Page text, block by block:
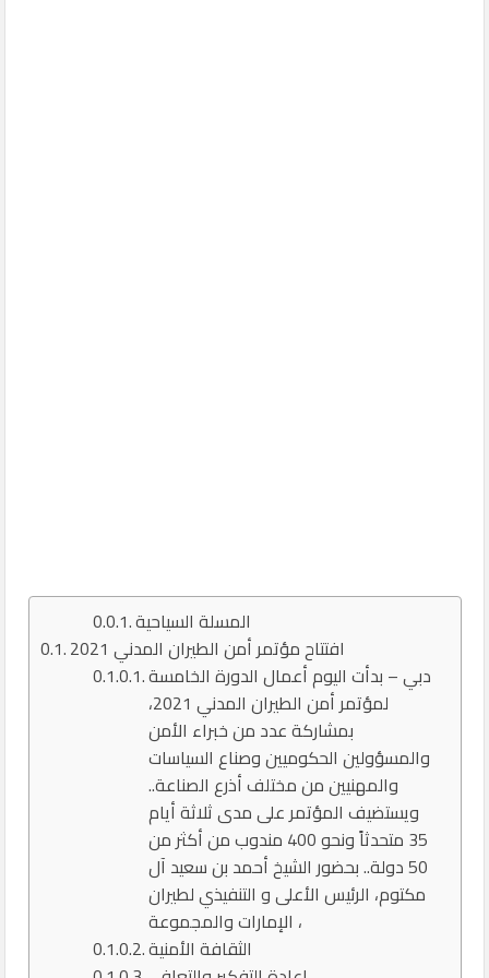
افتتاح مؤتمر أمن الطيران المدني 2021
دبي – بدأت اليوم أعمال الدورة الخامسة
لمؤتمر أمن الطيران المدني 2021،
بمشاركة عدد من خبراء الأمن
والمسؤولين الحكوميين وصناع السياسات
والمهنيين من مختلف أذرع الصناعة..
ويستضيف المؤتمر على مدى ثلاثة أيام
35 متحدثاً ونحو 400 مندوب من أكثر من
50 دولة.. بحضور الشيخ أحمد بن سعيد آل
مكتوم، الرئيس الأعلى و التنفيذي لطيران
الإمارات والمجموعة ،
الثقافة الأمنية